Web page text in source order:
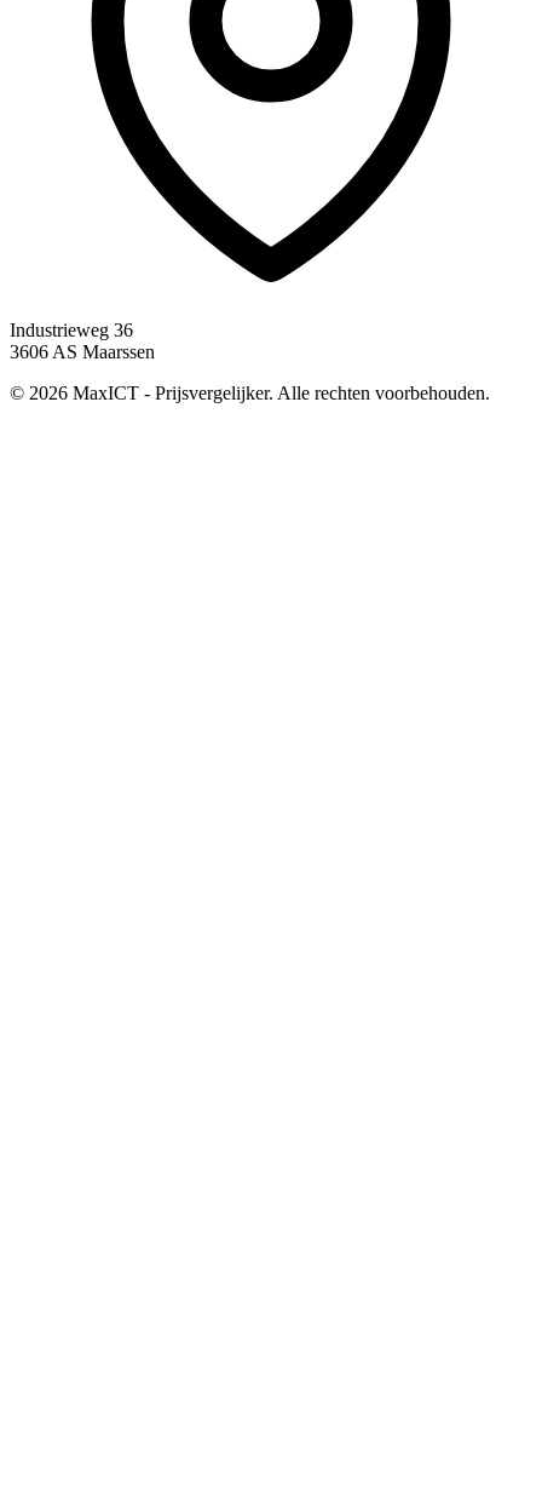
Industrieweg 36
3606 AS Maarssen
© 2026 MaxICT - Prijsvergelijker. Alle rechten voorbehouden.